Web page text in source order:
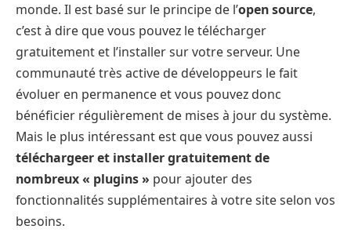
monde. Il est basé sur le principe de l’open source,
c’est à dire que vous pouvez le télécharger
gratuitement et l’installer sur votre serveur. Une
communauté très active de développeurs le fait
évoluer en permanence et vous pouvez donc
bénéficier régulièrement de mises à jour du système.
Mais le plus intéressant est que vous pouvez aussi
téléchargeer et installer gratuitement de
nombreux « plugins » pour ajouter des
fonctionnalités supplémentaires à votre site selon vos
besoins.